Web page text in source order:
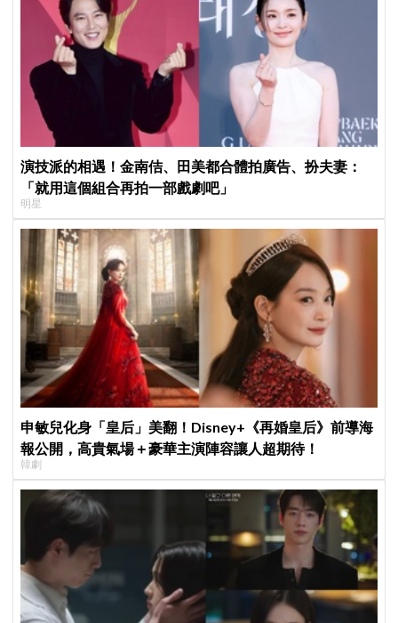
演技派的相遇！金南佶、田美都合體拍廣告、扮夫妻：
「就用這個組合再拍一部戲劇吧」
明星
申敏兒化身「皇后」美翻！Disney+《再婚皇后》前導海
報公開，高貴氣場＋豪華主演陣容讓人超期待！
韓劇